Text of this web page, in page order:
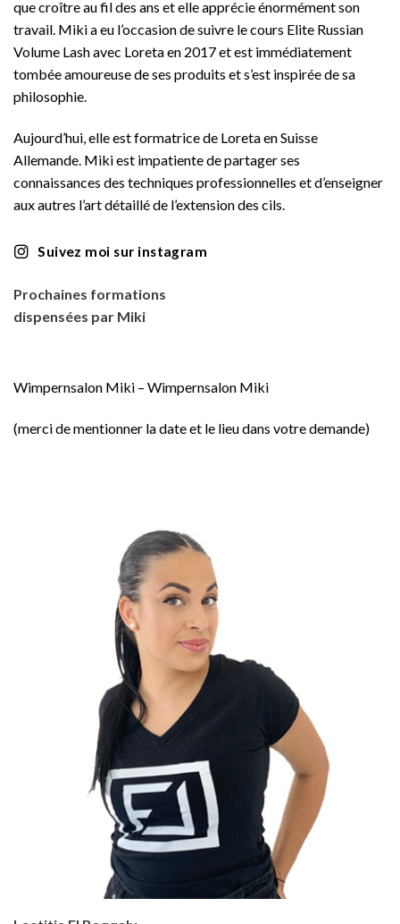
que croître au fil des ans et elle apprécie énormément son
travail. Miki a eu l’occasion de suivre le cours Elite Russian
Volume Lash avec Loreta en 2017 et est immédiatement
tombée amoureuse de ses produits et s’est inspirée de sa
philosophie.
Aujourd’hui, elle est formatrice de Loreta en Suisse
Allemande. Miki est impatiente de partager ses
connaissances des techniques professionnelles et d’enseigner
aux autres l’art détaillé de l’extension des cils.
Suivez moi sur instagram
Prochaines formations
dispensées par Miki
Wimpernsalon Miki – Wimpernsalon Miki
(merci de mentionner la date et le lieu dans votre demande)